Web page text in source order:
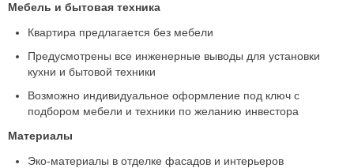
Мебель и бытовая техника
Квартира предлагается без мебели
Предусмотрены все инженерные выводы для установки
кухни и бытовой техники
Возможно индивидуальное оформление под ключ с
подбором мебели и техники по желанию инвестора
Материалы
Эко-материалы в отделке фасадов и интерьеров